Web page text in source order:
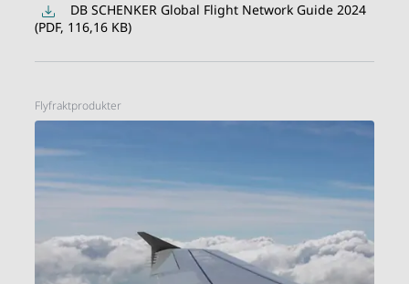
DB SCHENKER Global Flight Network Guide 2024
(PDF, 116,16 KB)
Flyfraktprodukter